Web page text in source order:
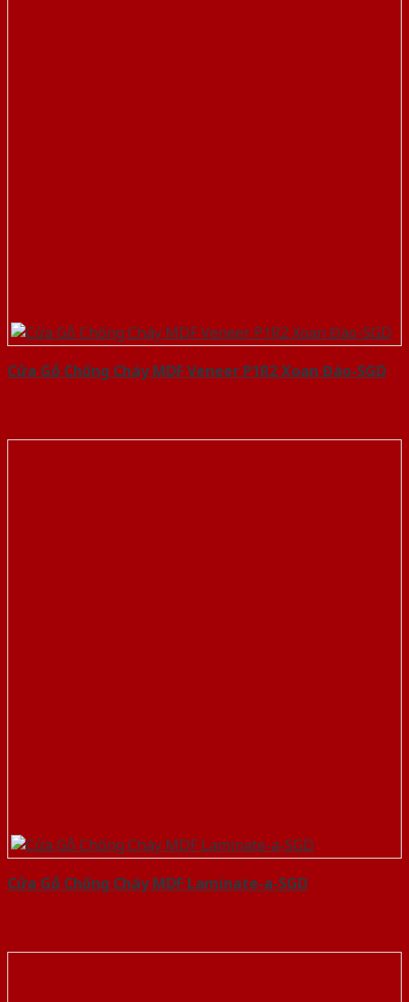
Cửa Gỗ Chống Cháy MDF Veneer P1R2 Xoan Đào-SGD
Cửa Gỗ Chống Cháy MDF Laminate-a-SGD